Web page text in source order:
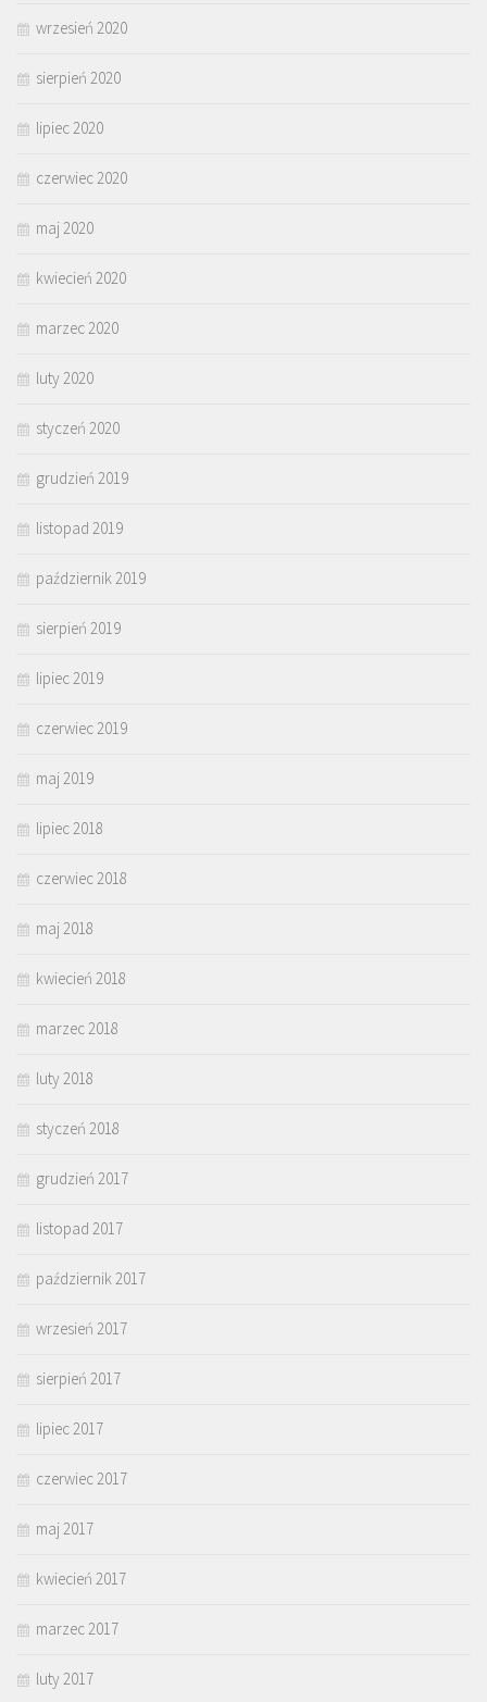
wrzesień 2020
sierpień 2020
lipiec 2020
czerwiec 2020
maj 2020
kwiecień 2020
marzec 2020
luty 2020
styczeń 2020
grudzień 2019
listopad 2019
październik 2019
sierpień 2019
lipiec 2019
czerwiec 2019
maj 2019
lipiec 2018
czerwiec 2018
maj 2018
kwiecień 2018
marzec 2018
luty 2018
styczeń 2018
grudzień 2017
listopad 2017
październik 2017
wrzesień 2017
sierpień 2017
lipiec 2017
czerwiec 2017
maj 2017
kwiecień 2017
marzec 2017
luty 2017